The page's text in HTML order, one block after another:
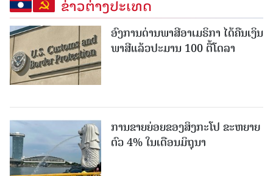
ຂ່າວຕ່າງປະເທດ
ອົງການດ່ານພາສີອາເມຣິກາ ໄດ້ຄືນເງິນ
ພາສີແລ້ວປະມານ 100 ຕື້ໂດລາ
ການຂາຍຍ່ອຍຂອງສິງກະໂປ ຂະຫຍາຍ
ຕົວ 4% ໃນເດືອນມິຖຸນາ